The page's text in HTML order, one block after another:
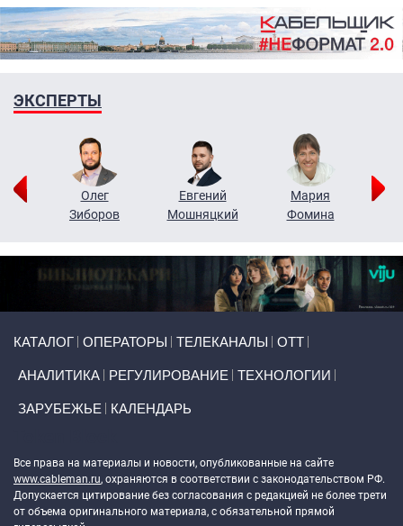
ЭКСПЕРТЫ
Олег
Зиборов
Евгений
Мошняцкий
Мария
Фомина
КАТАЛОГ ОПЕРАТОРЫ ТЕЛЕКАНАЛЫ ОТТ
АНАЛИТИКА РЕГУЛИРОВАНИЕ ТЕХНОЛОГИИ
ЗАРУБЕЖЬЕ КАЛЕНДАРЬ
Все права на материалы и новости, опубликованные на сайте
www.cableman.ru, охраняются в соответствии с законодательством РФ.
Допускается цитирование без согласования с редакцией не более трети
от объема оригинального материала, с обязательной прямой